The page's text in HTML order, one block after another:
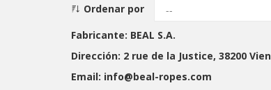
Ordenar por
Fabricante: BEAL S.A.
Dirección: 2 rue de la Justice, 38200
Email: info@beal-ropes.com